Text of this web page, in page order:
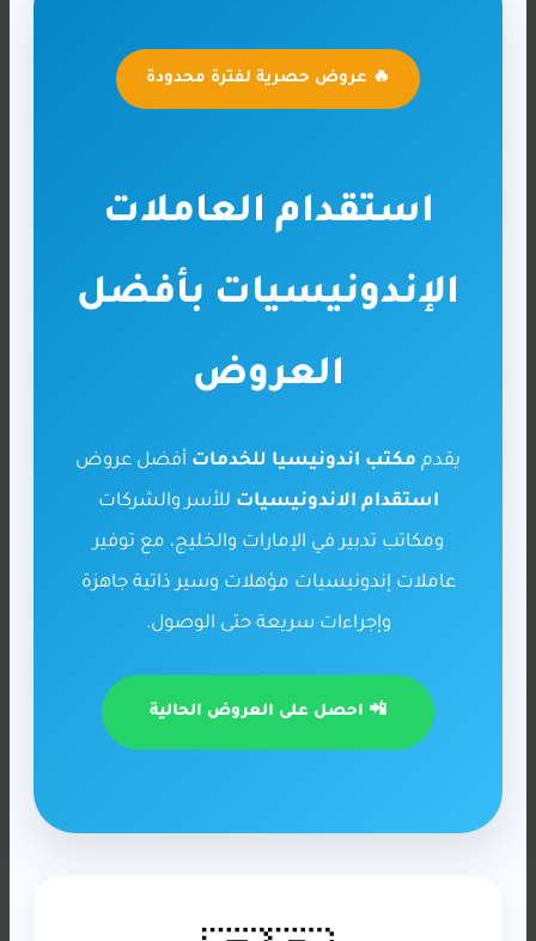
🔥 عروض حصرية لفترة محدودة
استقدام العاملات
الإندونيسيات بأفضل
العروض
يقدم مكتب اندونيسيا للخدمات أفضل عروض
استقدام الاندونيسيات للأسر والشركات
ومكاتب تدبير في الإمارات والخليج، مع توفير
عاملات إندونيسيات مؤهلات وسير ذاتية جاهزة
وإجراءات سريعة حتى الوصول.
📲 احصل على العروض الحالية